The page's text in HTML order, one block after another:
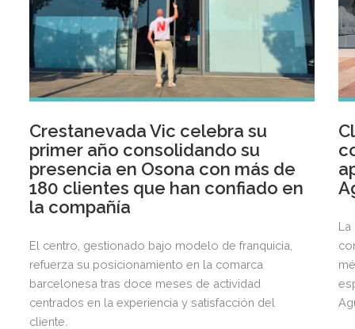
Crestanevada Vic celebra su
primer año consolidando su
presencia en Osona con más de
180 clientes que han confiado en
la compañía
El centro, gestionado bajo modelo de franquicia,
refuerza su posicionamiento en la comarca
barcelonesa tras doce meses de actividad
centrados en la experiencia y satisfacción del
cliente.
La